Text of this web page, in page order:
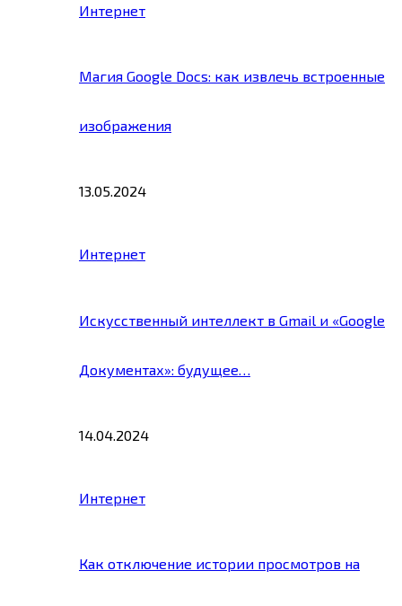
Интернет
Магия Google Docs: как извлечь встроенные
изображения
13.05.2024
Интернет
Искусственный интеллект в Gmail и «Google
Документах»: будущее…
14.04.2024
Интернет
Как отключение истории просмотров на